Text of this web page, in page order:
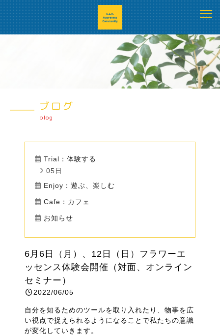
ブログ
blog
Trial：体験する
05日
Enjoy：遊ぶ、楽しむ
Cafe：カフェ
お知らせ
6月6日（月）、12日（日）フラワーエ
ッセンス体験会開催（対面、オンライン
セミナー）
2022/06/05
自分を知るためのツールを取り入れたり、物事を広
い視点で捉えられるようになることで私たちの意識
が変化していきます。